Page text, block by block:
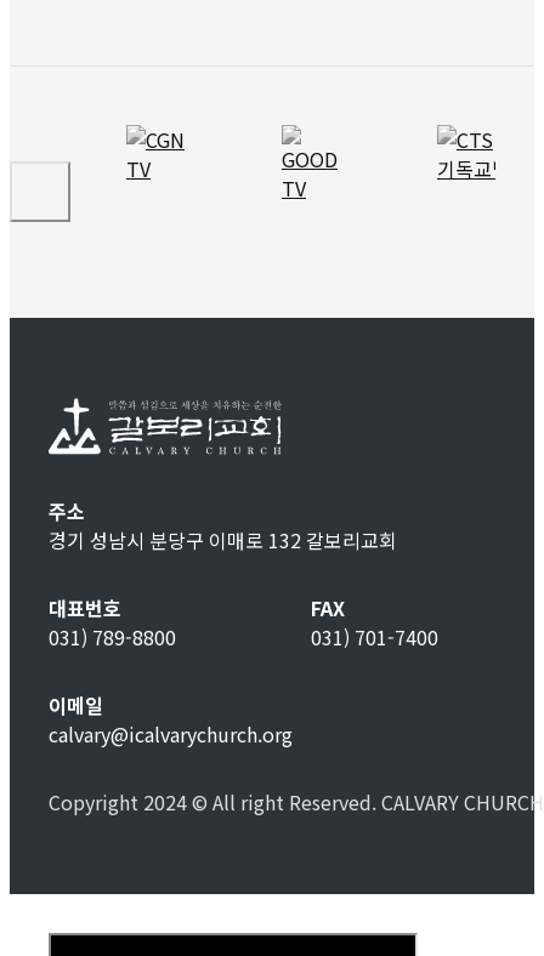
주소
경기 성남시 분당구 이매로 132 갈보리교회
대표번호
031) 789-8800
FAX
031) 701-7400
이메일
calvary@icalvarychurch.org
Copyright 2024 © All right Reserved. CALVARY CHURCH